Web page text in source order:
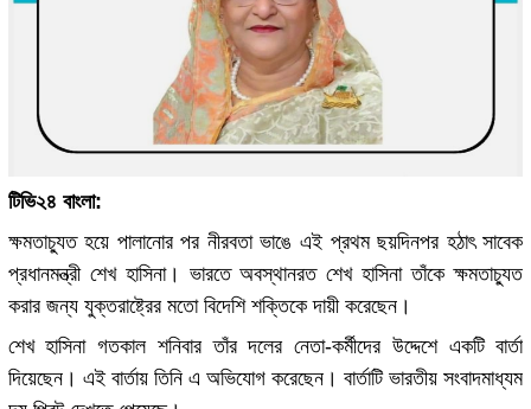
টিভি২৪ বাংলা:
ক্ষমতাচ্যুত হয়ে পালানোর পর নীরবতা ভাঙে এই প্রথম ছয়দিনপর হঠাৎ সাবেক
প্রধানমন্ত্রী শেখ হাসিনা। ভারতে অবস্থানরত শেখ হাসিনা তাঁকে ক্ষমতাচ্যুত
করার জন্য যুক্তরাষ্ট্রের মতো বিদেশি শক্তিকে দায়ী করেছেন।
শেখ হাসিনা গতকাল শনিবার তাঁর দলের নেতা-কর্মীদের উদ্দেশে একটি বার্তা
দিয়েছেন। এই বার্তায় তিনি এ অভিযোগ করেছেন। বার্তাটি ভারতীয় সংবাদমাধ্যম